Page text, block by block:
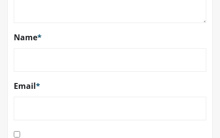
Name*
Email*